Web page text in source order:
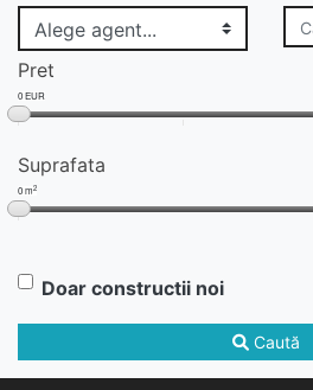
Pret
0 EUR
Suprafata
0 m2
Doar constructii noi
Caută